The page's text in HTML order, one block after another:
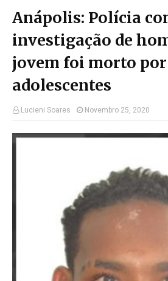
Anápolis: Polícia
investigação de
jovem foi morto
adolescentes
Lucieni Soares Novembro 25, 2020